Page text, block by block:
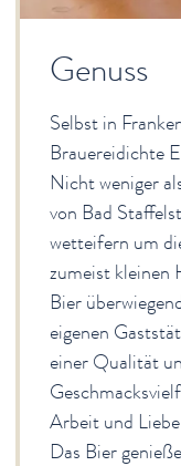
Genuss
Selbst in
Brauereidichte
Nicht weniger
von Bad
wetteifern um
zumeist kleinen
Bier
eigenen
einer Qualität
Arbeit und
Das Bier